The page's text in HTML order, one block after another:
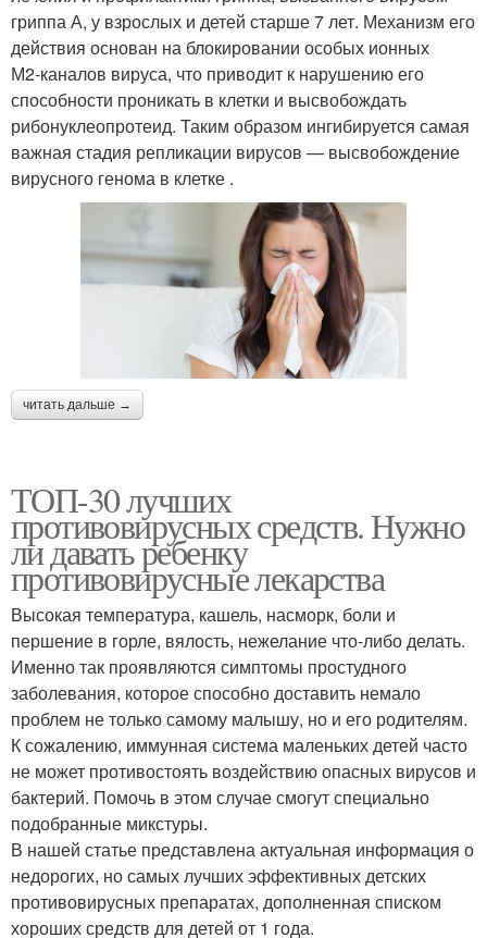
гриппа А, у взрослых и детей старше 7 лет. Механизм его
действия основан на блокировании особых ионных
М2‑каналов вируса, что приводит к нарушению его
способности проникать в клетки и высвобождать
рибонуклеопротеид. Таким образом ингибируется самая
важная стадия репликации вирусов — высвобождение
вирусного генома в клетке .
читать дальше →
ТОП-30 лучших
противовирусных средств. Нужно
ли давать ребенку
противовирусные лекарства
Высокая температура, кашель, насморк, боли и
першение в горле, вялость, нежелание что-либо делать.
Именно так проявляются симптомы простудного
заболевания, которое способно доставить немало
проблем не только самому малышу, но и его родителям.
К сожалению, иммунная система маленьких детей часто
не может противостоять воздействию опасных вирусов и
бактерий. Помочь в этом случае смогут специально
подобранные микстуры.
В нашей статье представлена актуальная информация о
недорогих, но самых лучших эффективных детских
противовирусных препаратах, дополненная списком
хороших средств для детей от 1 года.